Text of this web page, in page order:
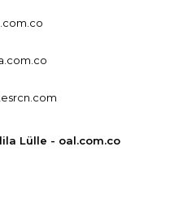
Lülle - oal.com.co